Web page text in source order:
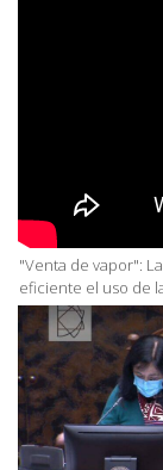
"Venta de vapor":
eficiente el uso de